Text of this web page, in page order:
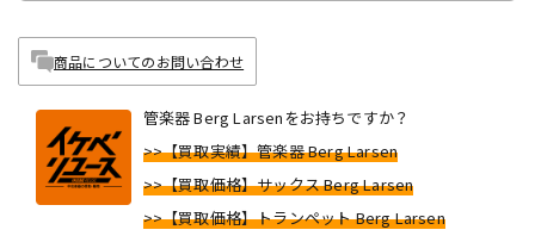
商品についてのお問い合わせ
管楽器 Berg Larsenをお持ちですか？
>>【買取実績】管楽器 Berg Larsen
>>【買取価格】サックス Berg Larsen
>>【買取価格】トランペット Berg Larsen